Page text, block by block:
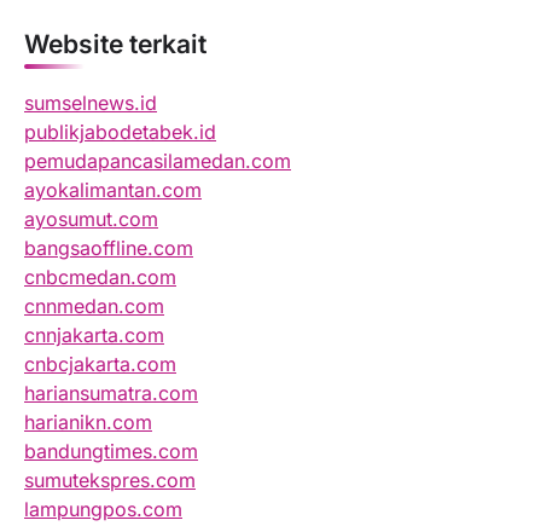
Website terkait
sumselnews.id
publikjabodetabek.id
pemudapancasilamedan.com
ayokalimantan.com
ayosumut.com
bangsaoffline.com
cnbcmedan.com
cnnmedan.com
cnnjakarta.com
cnbcjakarta.com
hariansumatra.com
harianikn.com
bandungtimes.com
sumutekspres.com
lampungpos.com